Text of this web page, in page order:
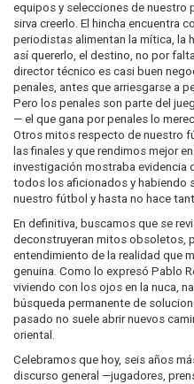
equipos y selecciones de nuestro
sirva creerlo. El hincha encuentra
periodistas alimentan la mítica, la
así quererlo, el destino, no por
director técnico es casi buen
penales, antes que arriesgarse a
Pero los penales son parte del
— el que gana por penales lo
Otros mitos respecto de nuestro
las finales y que rendimos mejor
investigación mostraba evidencia
todos los aficionados y habiendo
nuestro fútbol y hasta no hace
En definitiva, buscamos que se
deconstruyeran mitos obsoletos,
entendimiento de la realidad que
genuina. Como lo expresó Pablo
viviendo con los ojos en la nuca,
búsqueda permanente de
pasado no suele abrir nuevos
oriental.
Celebramos que hoy, seis años
discurso general —jugadores,